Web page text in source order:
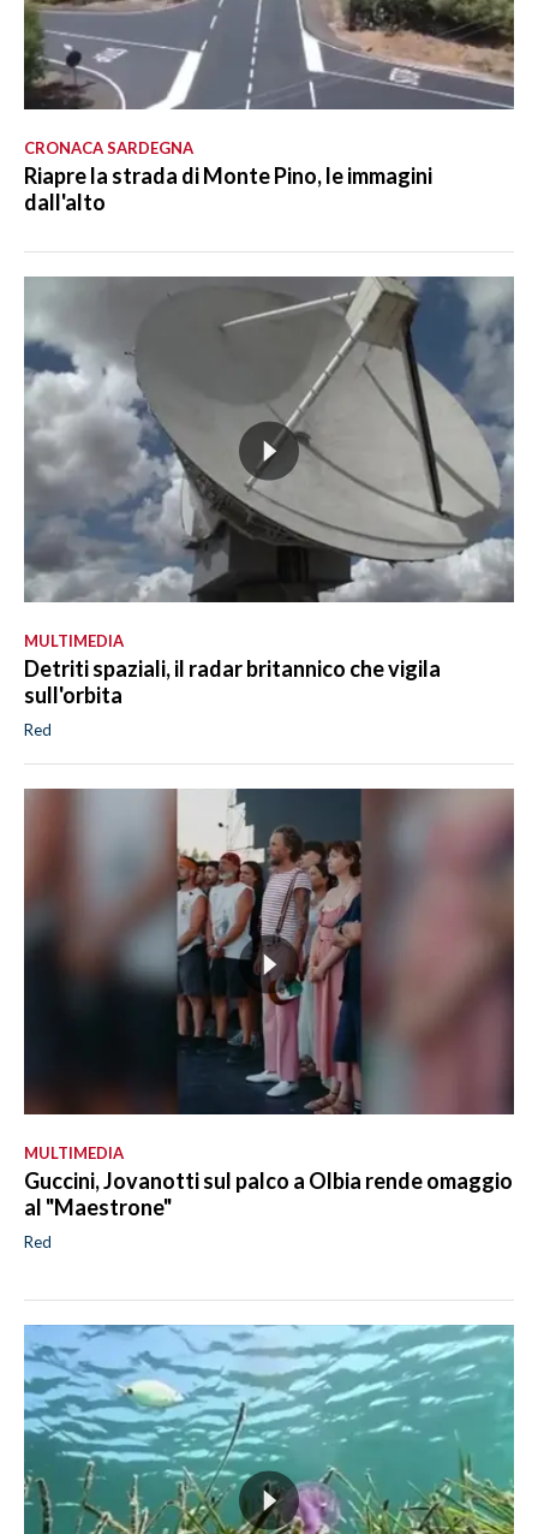
CRONACA SARDEGNA
Riapre la strada di Monte Pino, le immagini
dall'alto
MULTIMEDIA
Detriti spaziali, il radar britannico che vigila
sull'orbita
Red
MULTIMEDIA
Guccini, Jovanotti sul palco a Olbia rende omaggio
al "Maestrone"
Red